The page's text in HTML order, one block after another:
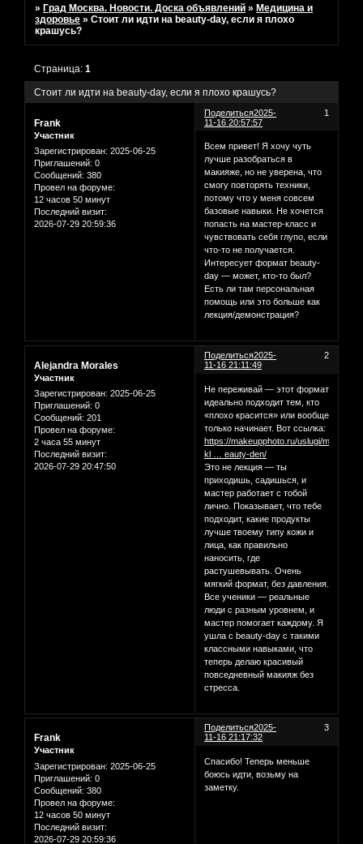
» Град Москва. Новости. Доска объявлений » Медицина и
здоровье »Стоит ли идти на beauty-day, если я плохо
крашусь?
Стоит ли идти на beauty-day, если я плохо крашусь?
Страница:1
Поделиться 1
2025-
11-16 20:57:57
Frank
Участник
Зарегистрирован: 2025-06-25
Приглашений: 0
Сообщений: 380
Провел на форуме:
12 часов 50 минут
Последний визит:
2026-07-29 20:59:36
Всем привет! Я хочу чуть
лучше разобраться в
макияже, но не уверена, что
смогу повторять техники,
потому что у меня совсем
базовые навыки. Не хочется
попасть на мастер-класс и
чувствовать себя глупо, если
что-то не получается.
Интересует формат beauty-
day — может, кто-то был?
Есть ли там персональная
помощь или это больше как
лекция/демонстрация?
Поделиться 2
2025-
11-16 21:11:49
Alejandra Morales
Участник
Зарегистрирован: 2025-06-25
Приглашений: 0
Сообщений: 201
Провел на форуме:
2 часа 55 минут
Последний визит:
2026-07-29 20:47:50
Не переживай — этот формат
идеально подходит тем, кто
«плохо красится» или вообще
только начинает. Вот ссылка:
https://makeupphoto.ru/uslugi/master-
kl … eauty-den/
Это не лекция — ты
приходишь, садишься, и
мастер работает с тобой
лично. Показывает, что тебе
подходит, какие продукты
лучше твоему типу кожи и
лица, как правильно
наносить, где
растушевывать. Очень
мягкий формат, без давления.
Все ученики — реальные
люди с разным уровнем, и
мастер помогает каждому. Я
ушла с beauty-day с такими
классными навыками, что
теперь делаю красивый
повседневный макияж без
стресса.
Поделиться 3
2025-
11-16 21:17:32
Frank
Участник
Зарегистрирован: 2025-06-25
Приглашений: 0
Сообщений: 380
Провел на форуме:
12 часов 50 минут
Последний визит:
2026-07-29 20:59:36
Спасибо! Теперь меньше
боюсь идти, возьму на
заметку.